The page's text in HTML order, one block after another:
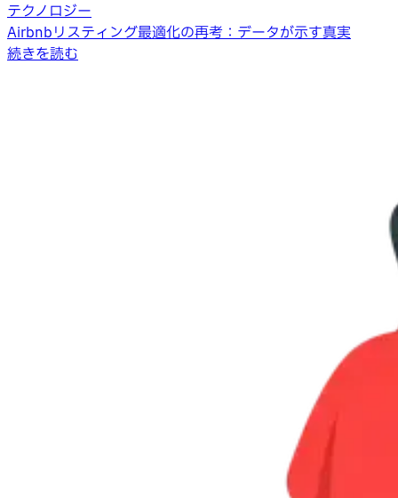
テクノロジー
Airbnbリスティング最適化の再考：データが示す真実
続きを読む